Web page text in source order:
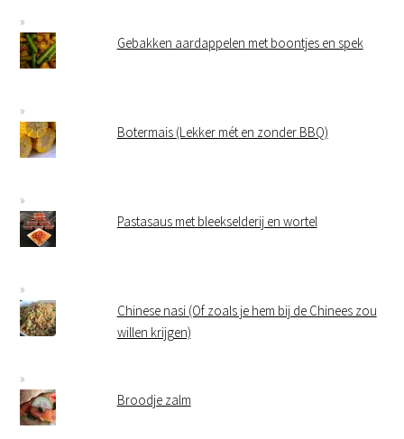
Gebakken aardappelen met boontjes en spek
Botermais (Lekker mét en zonder BBQ)
Pastasaus met bleekselderij en wortel
Chinese nasi (Of zoals je hem bij de Chinees zou
willen krijgen)
Broodje zalm